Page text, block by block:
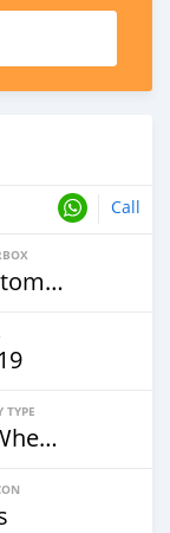
Call
Automatic
TYPE
4 Wheel Drives & SUVs